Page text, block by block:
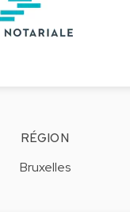
RÉGION
Bruxelles